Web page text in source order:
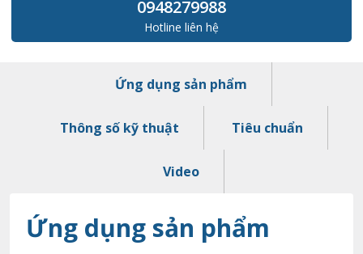
0948279988
Hotline liên hệ
Ứng dụng sản phẩm
Thông số kỹ thuật Tiêu chuẩn
Video
Ứng dụng sản phẩm